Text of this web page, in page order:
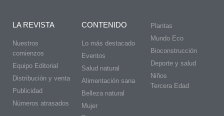
LA REVISTA
Nuestros
comienzos
Equipo Editorial
Distribución y venta
Publicidad
Números atrasados
CONTENIDO
Lo más destacado
Eventos
Salud natural
Alimentación sana
Belleza natural
Mujer
Plantas
Mundo Eco
Bioconstrucción
Deporte y salud
Niños
Tercera Edad